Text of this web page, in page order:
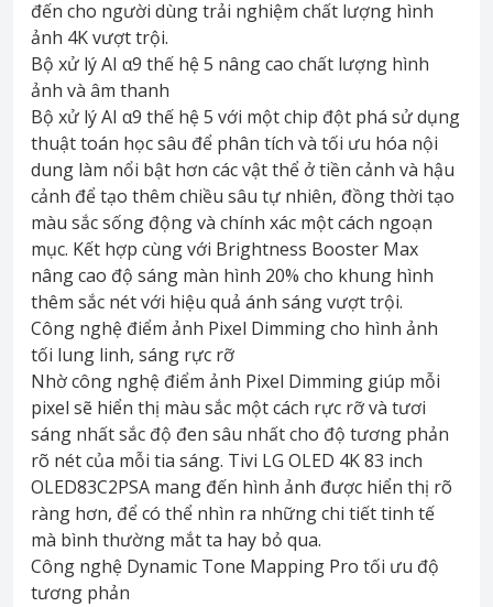
đến cho người dùng trải nghiệm chất lượng hình
ảnh 4K vượt trội.
Bộ xử lý AI α9 thế hệ 5 nâng cao chất lượng hình
ảnh và âm thanh
Bộ xử lý AI α9 thế hệ 5 với một chip đột phá sử dụng
thuật toán học sâu để phân tích và tối ưu hóa nội
dung làm nổi bật hơn các vật thể ở tiền cảnh và hậu
cảnh để tạo thêm chiều sâu tự nhiên, đồng thời tạo
màu sắc sống động và chính xác một cách ngoạn
mục. Kết hợp cùng với Brightness Booster Max
nâng cao độ sáng màn hình 20% cho khung hình
thêm sắc nét với hiệu quả ánh sáng vượt trội.
Công nghệ điểm ảnh Pixel Dimming cho hình ảnh
tối lung linh, sáng rực rỡ
Nhờ công nghệ điểm ảnh Pixel Dimming giúp mỗi
pixel sẽ hiển thị màu sắc một cách rực rỡ và tươi
sáng nhất sắc độ đen sâu nhất cho độ tương phản
rõ nét của mỗi tia sáng. Tivi LG OLED 4K 83 inch
OLED83C2PSA mang đến hình ảnh được hiển thị rõ
ràng hơn, để có thể nhìn ra những chi tiết tinh tế
mà bình thường mắt ta hay bỏ qua.
Công nghệ Dynamic Tone Mapping Pro tối ưu độ
tương phản